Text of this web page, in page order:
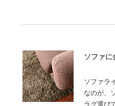
ソファ
ソファラ
なのが、
ラグ選び